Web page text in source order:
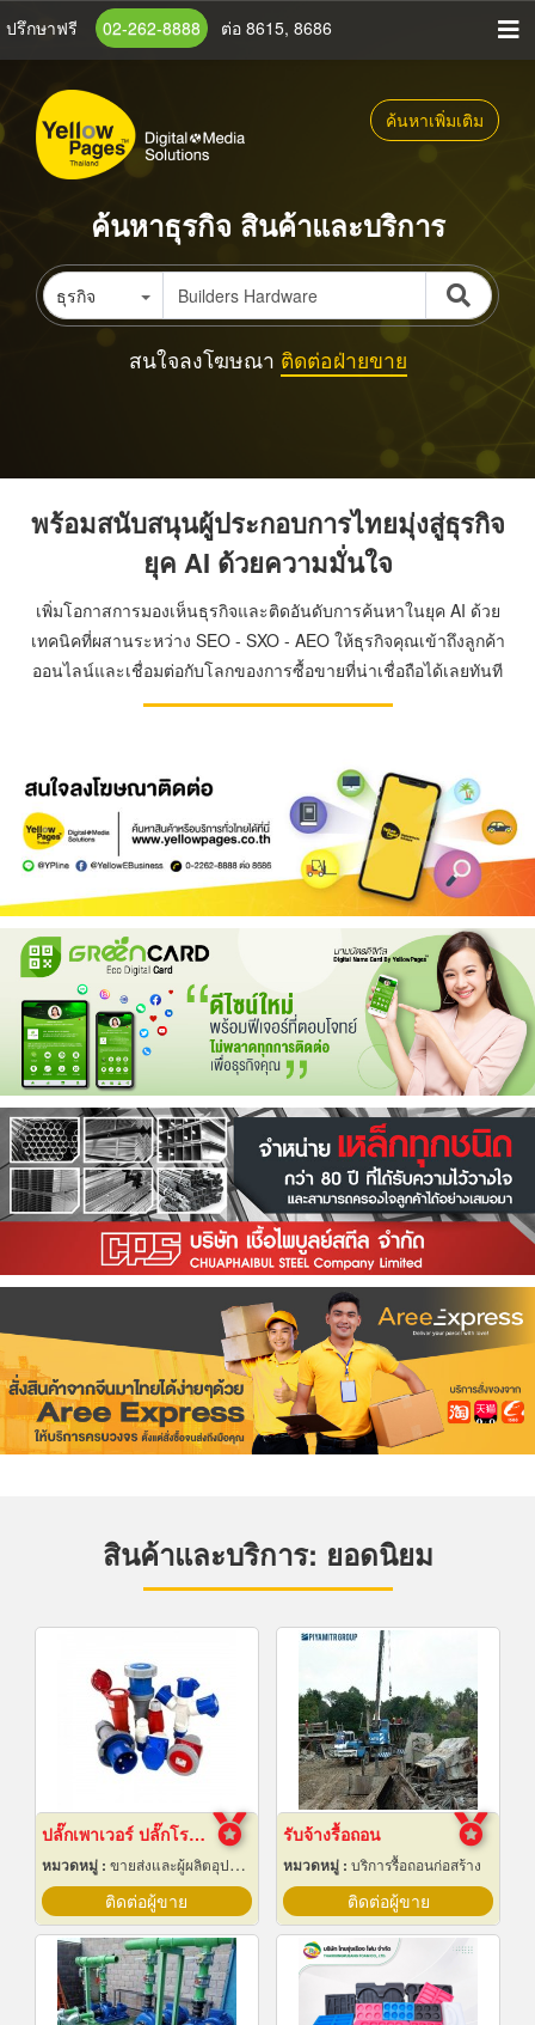
ข้าม
เนื้อหา
หลัก
ปรึกษาฟรี 02-262-8888 ต่อ 8615, 8686
ค้นหาเพิ่มเติม
ค้นหาธุรกิจ สินค้าและบริการ
ธุรกิจ
สนใจลงโฆษณา ติดต่อฝ่ายขาย
พร้อมสนับสนุนผู้ประกอบการไทยมุ่งสู่ธุรกิจ
ยุค AI ด้วยความมั่นใจ
เพิ่มโอกาสการมองเห็นธุรกิจและติดอันดับการค้นหาในยุค AI ด้วย
เทคนิคที่ผสานระหว่าง SEO - SXO - AEO ให้ธุรกิจคุณเข้าถึงลูกค้า
ออนไลน์และเชื่อมต่อกับโลกของการซื้อขายที่น่าเชื่อถือได้เลยทันที
สินค้าและบริการ: ยอดนิยม
ปลั๊กเพาเวอร์ ปลั๊กโรงงาน ปลั๊กอุตสาหกรรม พัทยา ชลบุรี
หมวดหมู่ : ขายส่งและผู้ผลิตอุปกรณ์เครื่องใช้ไฟฟ้า
ติดต่อผู้ขาย
รับจ้างรื้อถอน
หมวดหมู่ : บริการรื้อถอนก่อสร้าง
ติดต่อผู้ขาย